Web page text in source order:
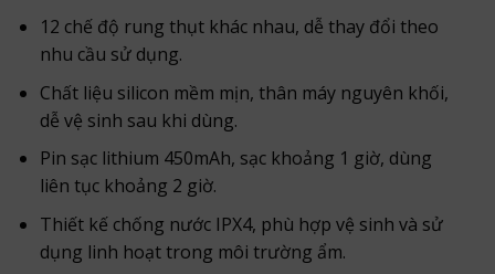
12 chế độ rung thụt khác nhau, dễ thay đổi theo
nhu cầu sử dụng.
Chất liệu silicon mềm mịn, thân máy nguyên khối,
dễ vệ sinh sau khi dùng.
Pin sạc lithium 450mAh, sạc khoảng 1 giờ, dùng
liên tục khoảng 2 giờ.
Thiết kế chống nước IPX4, phù hợp vệ sinh và sử
dụng linh hoạt trong môi trường ẩm.